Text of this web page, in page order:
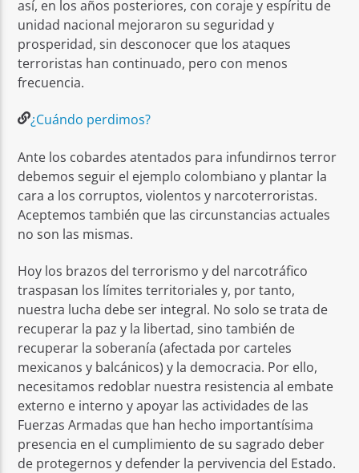
así, en los años posteriores, con coraje y espíritu de
unidad nacional mejoraron su seguridad y
prosperidad, sin desconocer que los ataques
terroristas han continuado, pero con menos
frecuencia.
¿Cuándo perdimos?
Ante los cobardes atentados para infundirnos terror
debemos seguir el ejemplo colombiano y plantar la
cara a los corruptos, violentos y narcoterroristas.
Aceptemos también que las circunstancias actuales
no son las mismas.
Hoy los brazos del terrorismo y del narcotráfico
traspasan los límites territoriales y, por tanto,
nuestra lucha debe ser integral. No solo se trata de
recuperar la paz y la libertad, sino también de
recuperar la soberanía (afectada por carteles
mexicanos y balcánicos) y la democracia. Por ello,
necesitamos redoblar nuestra resistencia al embate
externo e interno y apoyar las actividades de las
Fuerzas Armadas que han hecho importantísima
presencia en el cumplimiento de su sagrado deber
de protegernos y defender la pervivencia del Estado.